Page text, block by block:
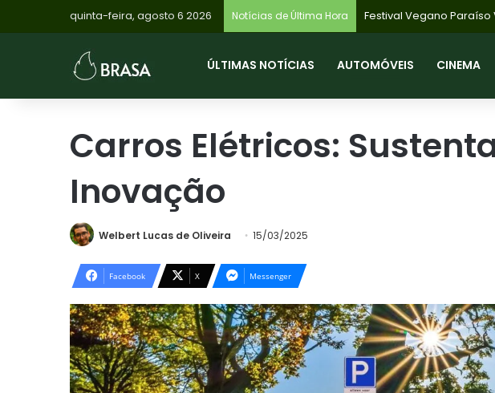
quinta-feira, agosto 6 2026 Notícias de Última Hora Bolsa Família Agosto:
ÚLTIMAS NOTÍCIAS AUTOMÓVEIS CINEMA
Carros Elétricos:
Inovação
Welbert Lucas de Oliveira 15/03/2025
Facebook X Messenger